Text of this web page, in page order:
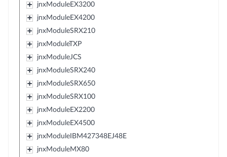
jnxModuleEX3200
jnxModuleEX4200
jnxModuleSRX210
jnxModuleTXP
jnxModuleJCS
jnxModuleSRX240
jnxModuleSRX650
jnxModuleSRX100
jnxModuleEX2200
jnxModuleEX4500
jnxModuleIBM427348EJ48E
jnxModuleMX80